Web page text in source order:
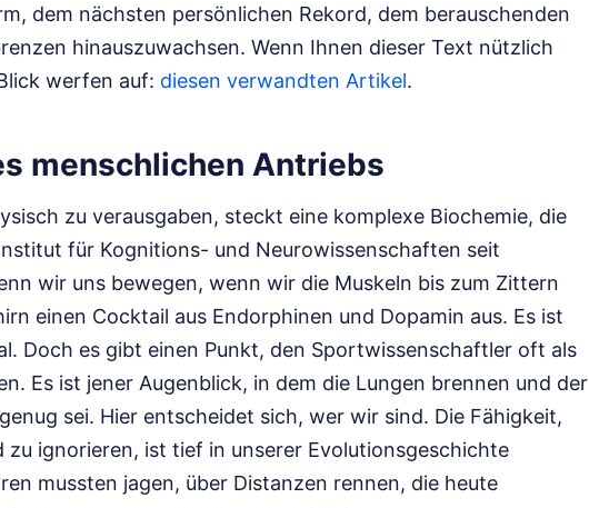
dem nächsten persönlichen Rekord, dem berauschenden
hinauszuwachsen. Wenn Ihnen dieser Text nützlich
werfen auf: diesen verwandten Artikel.
menschlichen Antriebs
zu verausgaben, steckt eine komplexe Biochemie, die
für Kognitions- und Neurowissenschaften seit
wir uns bewegen, wenn wir die Muskeln bis zum Zittern
einen Cocktail aus Endorphinen und Dopamin aus. Es ist
Doch es gibt einen Punkt, den Sportwissenschaftler oft als
Es ist jener Augenblick, in dem die Lungen brennen und der
sei. Hier entscheidet sich, wer wir sind. Die Fähigkeit,
zu ignorieren, ist tief in unserer Evolutionsgeschichte
mussten jagen, über Distanzen rennen, die heute